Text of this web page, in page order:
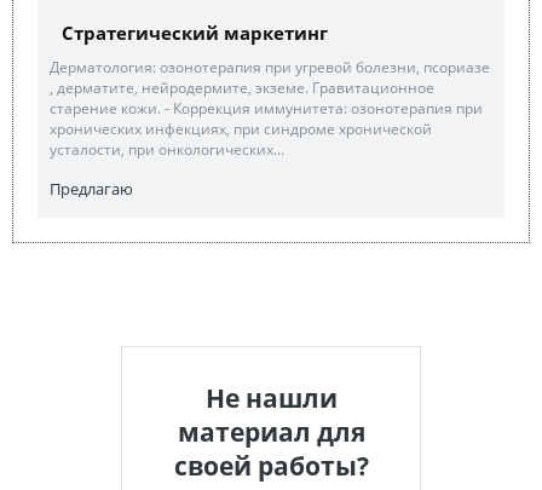
Стратегический маркетинг
Дерматология: озонотерапия при угревой болезни, псориазе
, дерматите, нейродермите, экземе. Гравитационное
старение кожи. - Коррекция иммунитета: озонотерапия при
хронических инфекциях, при синдроме хронической
усталости, при онкологических...
Предлагаю
Не нашли
материал для
своей работы?